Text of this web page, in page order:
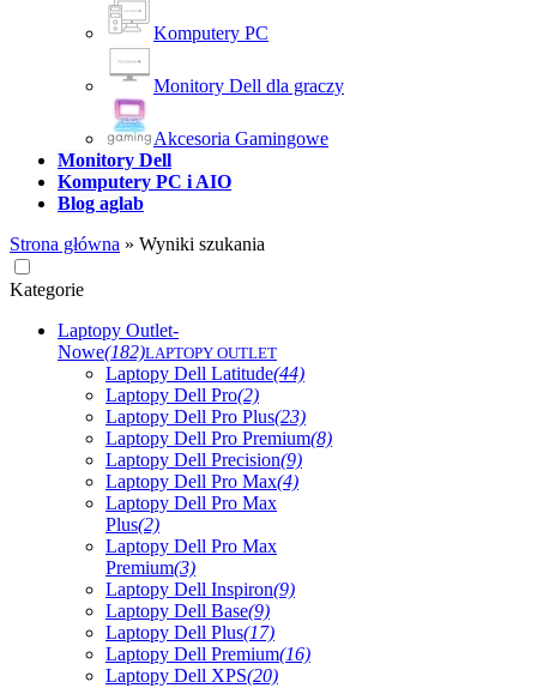
Komputery PC
Monitory Dell dla graczy
Akcesoria Gamingowe
Monitory Dell
Komputery PC i AIO
Blog aglab
Strona główna » Wyniki szukania
Kategorie
Laptopy Outlet-
Nowe(182)LAPTOPY OUTLET
Laptopy Dell Latitude(44)
Laptopy Dell Pro(2)
Laptopy Dell Pro Plus(23)
Laptopy Dell Pro Premium(8)
Laptopy Dell Precision(9)
Laptopy Dell Pro Max(4)
Laptopy Dell Pro Max
Plus(2)
Laptopy Dell Pro Max
Premium(3)
Laptopy Dell Inspiron(9)
Laptopy Dell Base(9)
Laptopy Dell Plus(17)
Laptopy Dell Premium(16)
Laptopy Dell XPS(20)